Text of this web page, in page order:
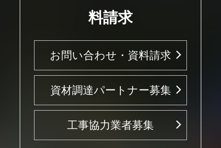
料請求
お問い合わせ・資料請求
資材調達パートナー募集
工事協力業者募集